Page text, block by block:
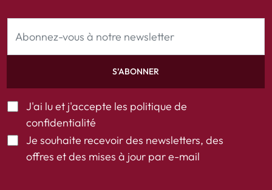
S’ABONNER
J'ai lu et j'accepte les politique de
confidentialité
Je souhaite recevoir des newsletters, des
offres et des mises à jour par e-mail